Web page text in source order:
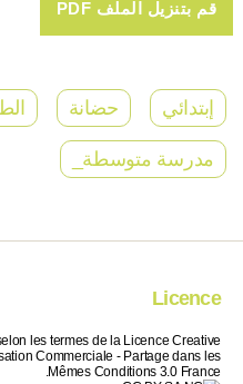
إبتدائي حضانة
مدرسة متوسطة_
Licence
les termes de la Licence Creative
Commerciale - Partage dans les
Mêmes Conditions 3.0 France.